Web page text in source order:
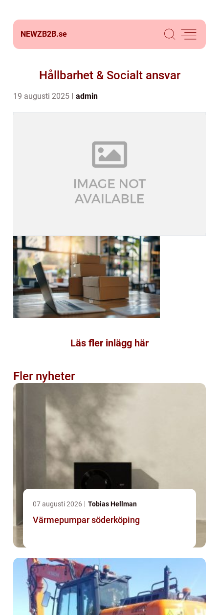
NEWZB2B.se
Hållbarhet & Socialt ansvar
19 augusti 2025 admin
Läs fler inlägg här
Fler nyheter
07 augusti 2026 Tobias Hellman
Värmepumpar söderköping